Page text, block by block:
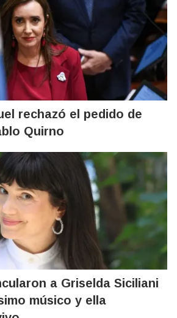
rechazó el pedido de
Quirno
a Griselda Siciliani
músico y ella